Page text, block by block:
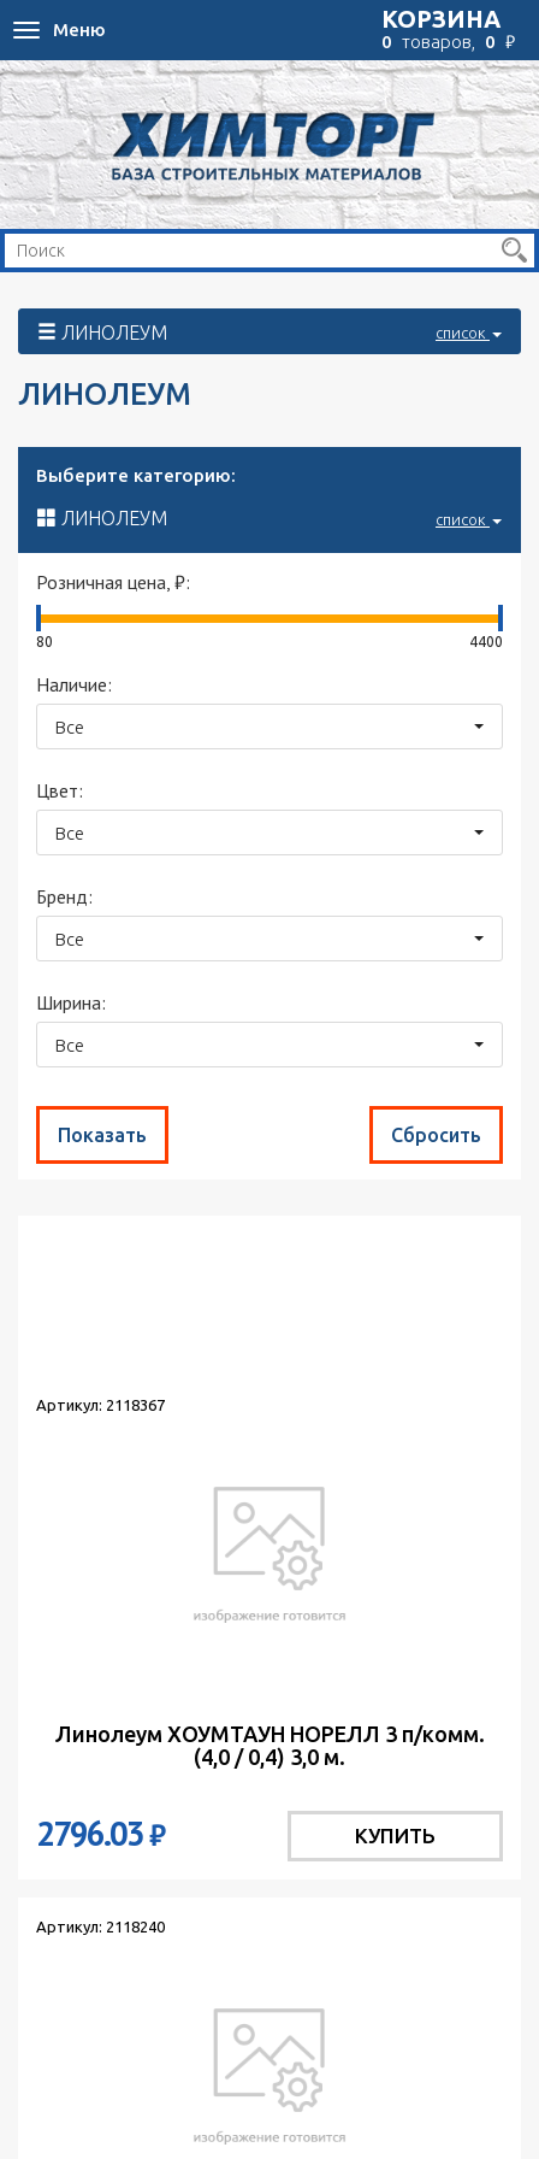
Toggle
navigation
Меню КОРЗИНА
0 товаров, 0 ₽
ЛИНОЛЕУМ список
ЛИНОЛЕУМ
Выберите категорию:
ЛИНОЛЕУМ список
Розничная цена, ₽:
80 4400
Наличие:
Все
Цвет:
Все
Бренд:
Все
Ширина:
Все
Артикул: 2118367
Линолеум ХОУМТАУН НОРЕЛЛ 3 п/комм.
(4,0 / 0,4) 3,0 м.
2796.03₽ КУПИТЬ
Артикул: 2118240